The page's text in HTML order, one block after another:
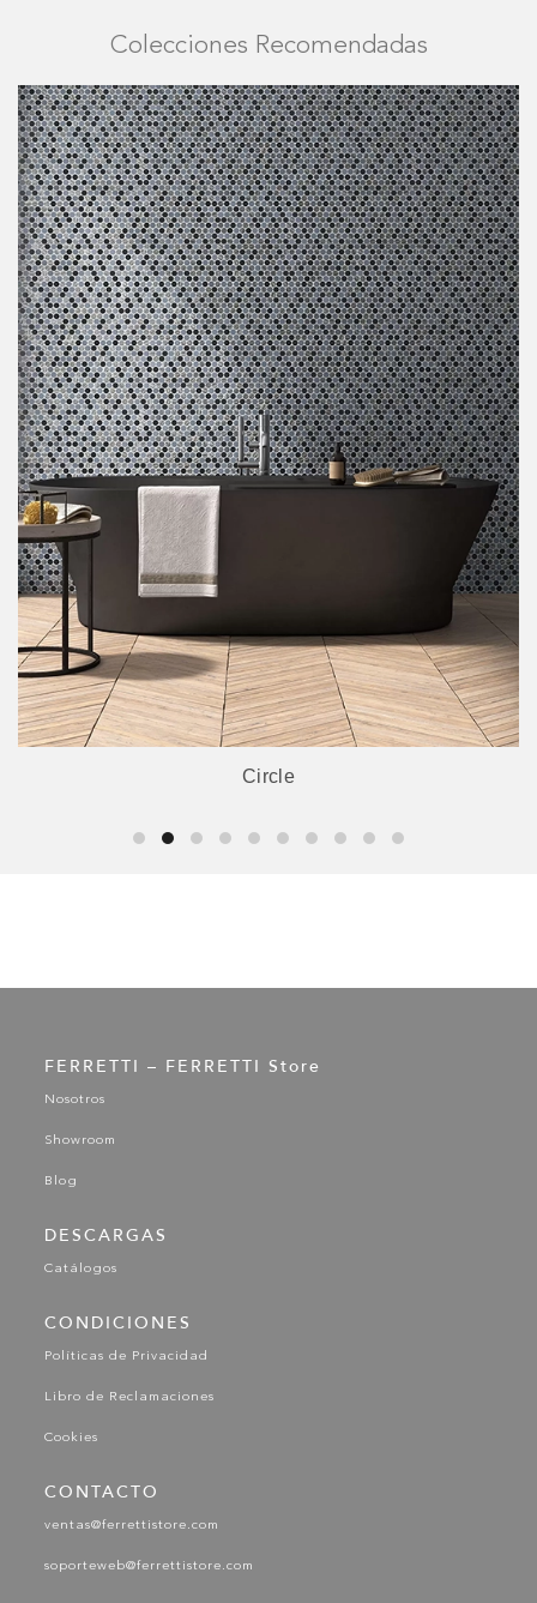
Colecciones Recomendadas
Circle
FERRETTI – FERRETTI Store
Nosotros
Showroom
Blog
DESCARGAS
Catálogos
CONDICIONES
Políticas de Privacidad
Libro de Reclamaciones
Cookies
CONTACTO
ventas@ferrettistore.com
soporteweb@ferrettistore.com